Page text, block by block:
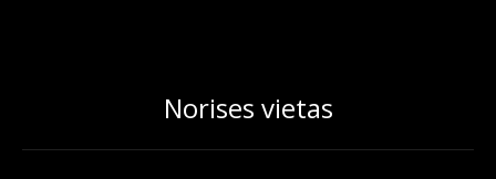
Norises vietas